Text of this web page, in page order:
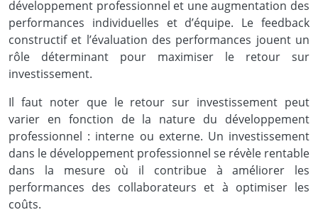
développement professionnel et une augmentation des
performances individuelles et d’équipe. Le feedback
constructif et l’évaluation des performances jouent un
rôle déterminant pour maximiser le retour sur
investissement.
Il faut noter que le retour sur investissement peut
varier en fonction de la nature du développement
professionnel : interne ou externe. Un investissement
dans le développement professionnel se révèle rentable
dans la mesure où il contribue à améliorer les
performances des collaborateurs et à optimiser les
coûts.